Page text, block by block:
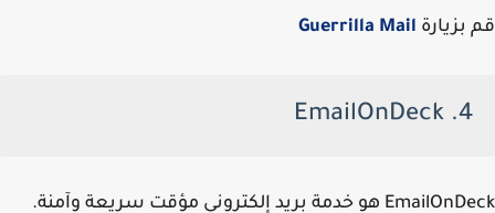
قم بزيارة Guerrilla Mail
4. EmailOnDeck
EmailOnDeck هو خدمة بريد إلكتروني مؤقت سريعة وآمنة.